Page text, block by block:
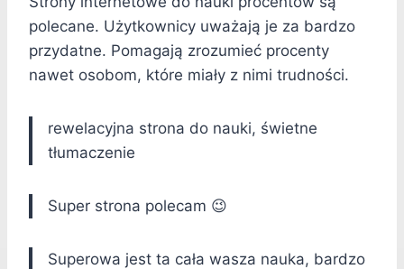
polecane. Użytkownicy uważają je za bardzo
przydatne. Pomagają zrozumieć procenty
nawet osobom, które miały z nimi trudności.
rewelacyjna strona do nauki, świetne
tłumaczenie
Super strona polecam 😉
Superowa jest ta cała wasza nauka, bardzo